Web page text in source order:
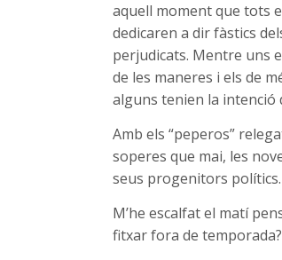
aquell moment que tots
dedicaren a dir fàstics
perjudicats. Mentre uns
de les maneres i els de
alguns tenien la intenció
Amb els “peperos”
soperes que mai, les
seus progenitors polítics.
M’he escalfat el matí
fitxar fora de